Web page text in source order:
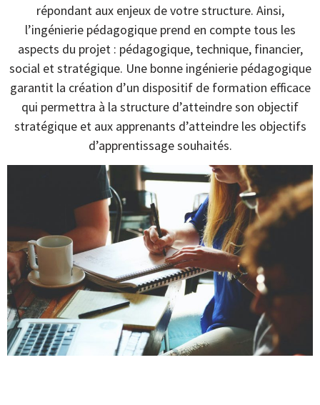
répondant aux enjeux de votre structure. Ainsi,
l’ingénierie pédagogique prend en compte tous les
aspects du projet : pédagogique, technique, financier,
social et stratégique. Une bonne ingénierie pédagogique
garantit la création d’un dispositif de formation efficace
qui permettra à la structure d’atteindre son objectif
stratégique et aux apprenants d’atteindre les objectifs
d’apprentissage souhaités.